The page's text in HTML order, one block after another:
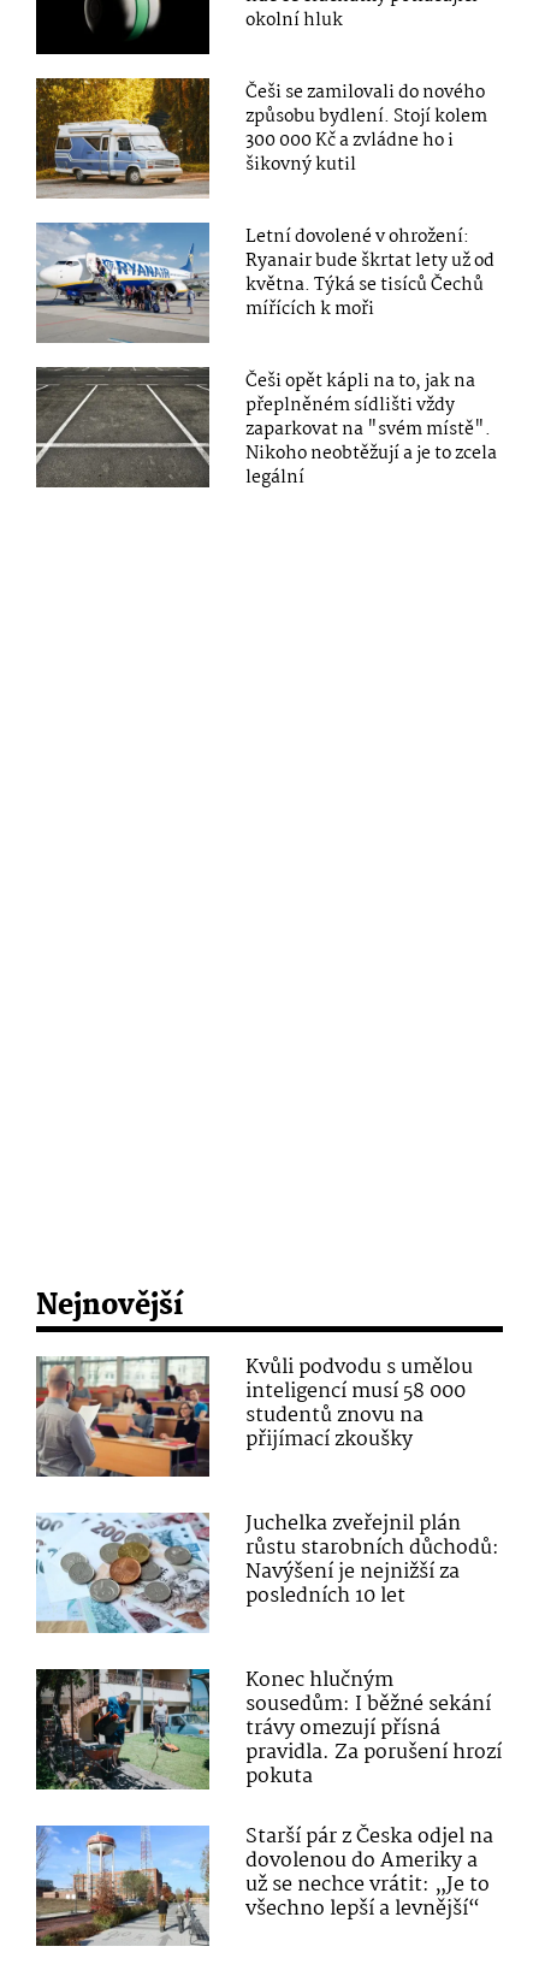
okolní hluk
Češi se zamilovali do nového
způsobu bydlení. Stojí kolem
300 000 Kč a zvládne ho i
šikovný kutil
Letní dovolené v ohrožení:
Ryanair bude škrtat lety už od
května. Týká se tisíců Čechů
mířících k moři
Češi opět kápli na to, jak na
přeplněném sídlišti vždy
zaparkovat na "svém místě".
Nikoho neobtěžují a je to zcela
legální
Nejnovější
Kvůli podvodu s umělou
inteligencí musí 58 000
studentů znovu na
přijímací zkoušky
Juchelka zveřejnil plán
růstu starobních důchodů:
Navýšení je nejnižší za
posledních 10 let
Konec hlučným
sousedům: I běžné sekání
trávy omezují přísná
pravidla. Za porušení hrozí
pokuta
Starší pár z Česka odjel na
dovolenou do Ameriky a
už se nechce vrátit: „Je to
všechno lepší a levnější“